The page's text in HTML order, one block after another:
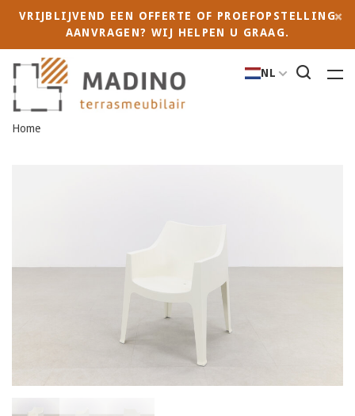
VRIJBLIJVEND EEN OFFERTE OF PROEFOPSTELLING
AANVRAGEN? WIJ HELPEN U GRAAG.
NL
Home